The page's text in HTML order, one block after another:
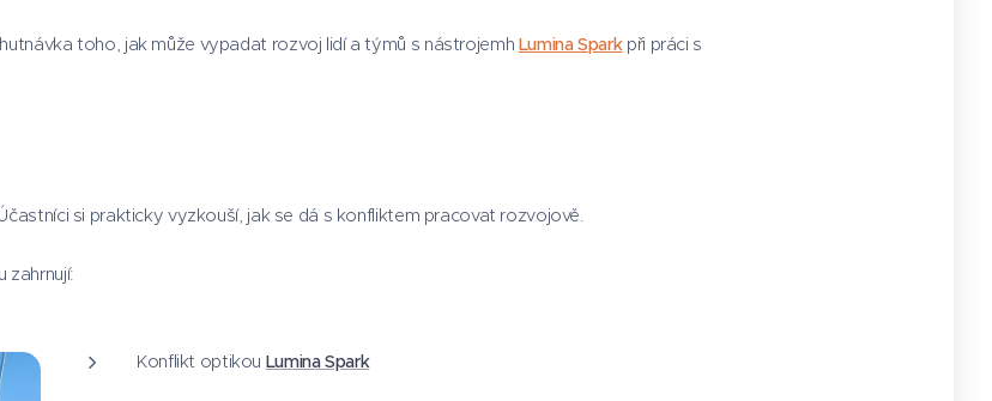
toho, jak může vypadat rozvoj lidí a týmů s nástrojemh Lumina Sparkpři práci s
si prakticky vyzkouší, jak se dá s konfliktem pracovat rozvojově.
zahrnují:
Konflikt optikou Lumina Spark